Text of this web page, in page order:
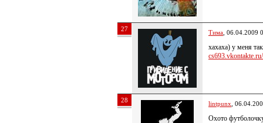
27 Тима , 06.04.2009
хахаха) у меня
28 lintpunx ,
Охото